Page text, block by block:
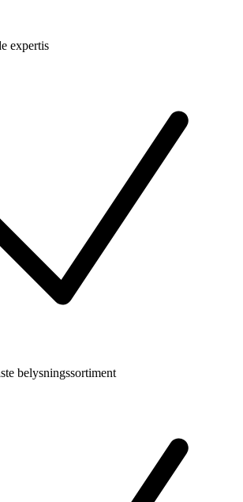
expertis
belysningssortiment